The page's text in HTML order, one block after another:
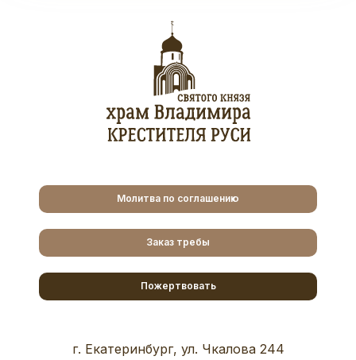
Молитва по соглашению
Заказ требы
Пожертвовать
г. Екатеринбург, ул. Чкалова 244